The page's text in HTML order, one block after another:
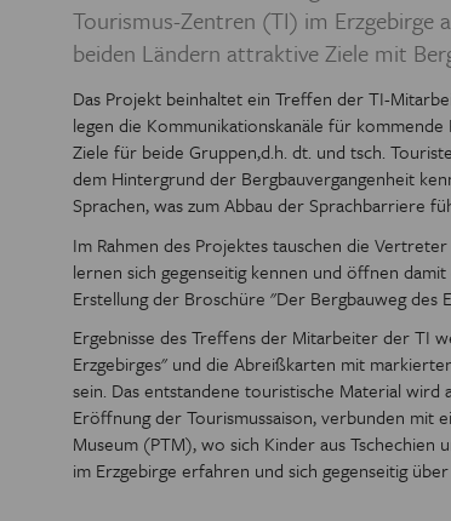
Tourismus-Zentren (TI) im Erzgebirge
beiden Ländern attraktive Ziele mit
Das Projekt beinhaltet ein Treffen der TI-
legen die Kommunikationskanäle für
Ziele für beide Gruppen,d.h. dt. und tsch.
dem Hintergrund der Bergbauvergangenheit
Sprachen, was zum Abbau der Sprachbarriere
Im Rahmen des Projektes tauschen die
lernen sich gegenseitig kennen und öffnen
Erstellung der Broschüre "Der Bergbauweg des
Ergebnisse des Treffens der Mitarbeiter der TI
Erzgebirges" und die Abreißkarten mit
sein. Das entstandene touristische Material
Eröffnung der Tourismussaison, verbunden mit
Museum (PTM), wo sich Kinder aus
im Erzgebirge erfahren und sich gegenseitig